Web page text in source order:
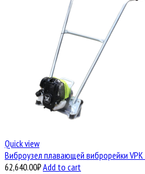
Quick view
Виброузел плавающей виброрейки VPK
62,640.00₽Add to cart